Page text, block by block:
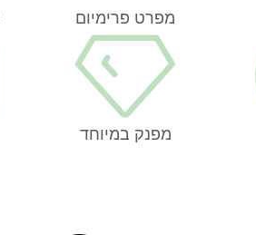
מפרט פרימיום
מפנק במיוחד